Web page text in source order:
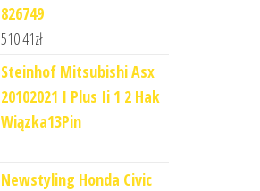
826749
510.41zł
Steinhof Mitsubishi Asx
20102021 I Plus Ii 1 2 Hak
Wiązka13Pin
Newstyling Honda Civic